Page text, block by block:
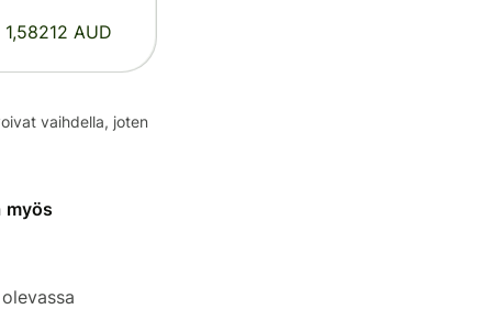
1,58212 AUD
vaihdella, joten
myös